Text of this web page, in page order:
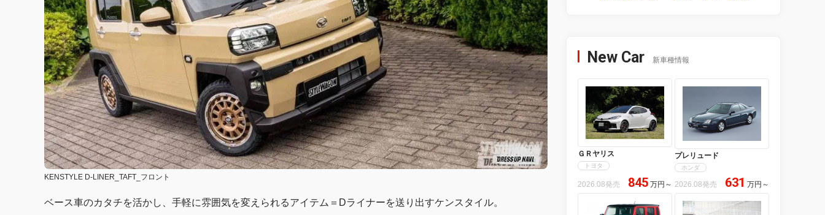
KENSTYLE D-LINER_TAFT_フロント
ベース車のカタチを活かし、手軽に雰囲気を変えられるアイテム＝Dライナーを送り出すケンスタイル。
New Car 新車種情報
ＧＲヤリス
トヨタ
2026.08発売 845 万円 ～
プレリュード
ホンダ
2026.08発売 631 万円 ～